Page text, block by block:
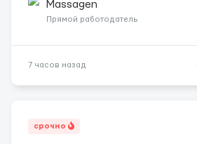
заработная плата 💚Мы гарантируем
incall / Out...
Massagen
Прямой работодатель
7 часов назад
срочно